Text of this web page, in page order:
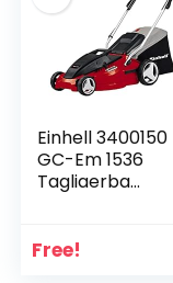
Einhell 3400150
GC-Em 1536
Tagliaerba
Free!